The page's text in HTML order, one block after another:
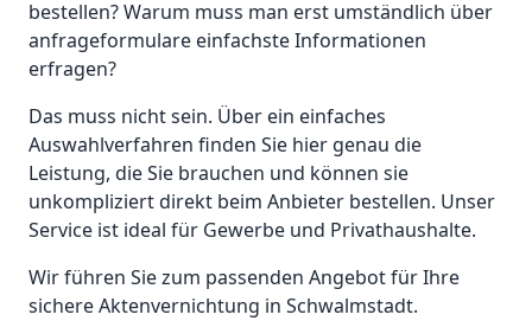
bestellen? Warum muss man erst umständlich über
anfrageformulare einfachste Informationen
erfragen?
Das muss nicht sein. Über ein einfaches
Auswahlverfahren finden Sie hier genau die
Leistung, die Sie brauchen und können sie
unkompliziert direkt beim Anbieter bestellen. Unser
Service ist ideal für Gewerbe und Privathaushalte.
Wir führen Sie zum passenden Angebot für Ihre
sichere Aktenvernichtung in Schwalmstadt.